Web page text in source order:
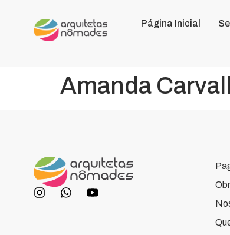
Página Inicial
Amanda